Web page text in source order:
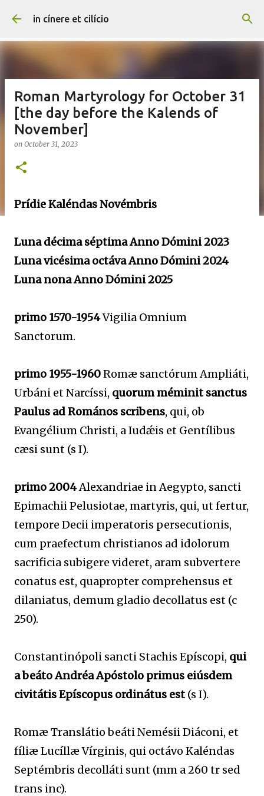
Skip to main content
in cínere et cilício
Roman Martyrology for October 31
[the day before the Kalends of
November]
on October 31, 2023
Prídie Kaléndas Novémbris
Luna décima séptima Anno Dómini 2023
Luna vicésima octáva Anno Dómini 2024
Luna nona Anno Dómini 2025
primo 1570-1954Vigilia Omnium
Sanctorum.
primo 1955-1960Romæ sanctórum Ampliáti,
Urbáni et Narcíssi, quorum méminit sanctus
Paulus ad Romános scribens, qui, ob
Evangélium Christi, a Iudǽis et Gentílibus
cæsi sunt (s I).
primo 2004Alexandriae in Aegypto, sancti
Epimachii Pelusiotae, martyris, qui, ut fertur,
tempore Decii imperatoris persecutionis,
cum praefectum christianos ad idolorum
sacrificia subigere videret, aram subvertere
conatus est, quapropter comprehensus et
dilaniatus, demum gladio decollatus est (c
250).
Constantinópoli sancti Stachis Epíscopi, qui
a beáto Andréa Apóstolo primus eiúsdem
civitátis Epíscopus ordinátus est (s I).
Romæ Translátio beáti Nemésii Diáconi, et
fíliæ Lucíllæ Vírginis, qui octávo Kaléndas
Septémbris decolláti sunt (mm a 260 tr sed
trans inc).